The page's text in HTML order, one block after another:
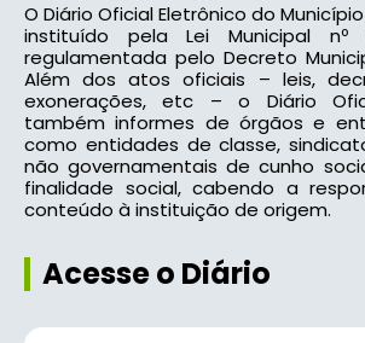
O Diário Oficial Eletrônico do
instituído pela Lei Municipal
regulamentada pelo Decreto
Além dos atos oficiais – leis,
exonerações, etc – o Diário
também informes de órgãos e
como entidades de classe,
não governamentais de cunho
finalidade social, cabendo a
conteúdo à instituição de origem.
Acesse o Diário